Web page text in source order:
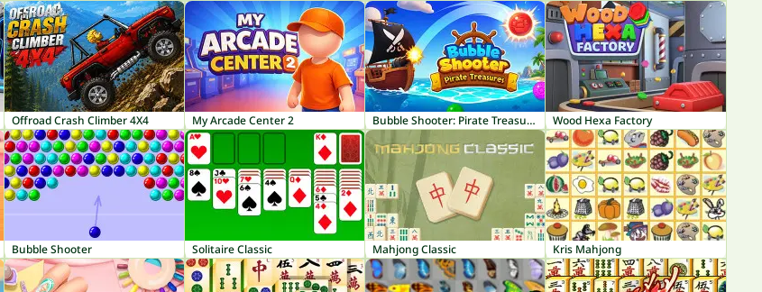
Offroad Crash Climber 4X4 My Arcade Center 2 Bubble Shooter: Pirate Treasures Wood Hexa Factory
Bubble Shooter Solitaire Classic Mahjong Classic Kris Mahjong